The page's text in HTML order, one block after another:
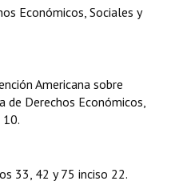
Económicos, Sociales y
Americana sobre
de Derechos Económicos,
33, 42 y 75 inciso 22.